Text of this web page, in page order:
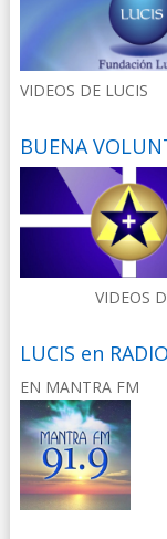
VIDEOS DE LUCIS
BUENA
VIDEOS
LUCIS en
EN MANTRA FM